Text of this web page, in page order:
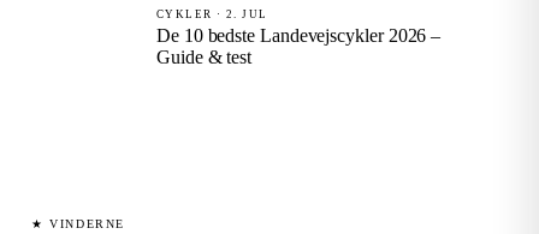
CYKLER · 2. JUL
De 10 bedste Landevejscykler 2026 –
Guide & test
★ VINDERNE